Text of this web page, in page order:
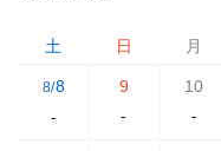
土 日 月
8/8
-
9
-
10
-